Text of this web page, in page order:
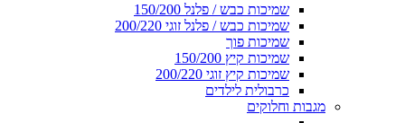
שמיכות כבש / פלנל 150/200
שמיכות כבש / פלנל זוגי 200/220
שמיכות פוך
שמיכות קיץ 150/200
שמיכות קיץ זוגי 200/220
כרבולית לילדים
מגבות וחלוקים